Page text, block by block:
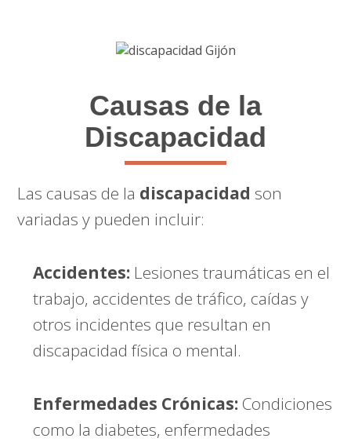
Causas de la
Discapacidad
Las causas de la discapacidad son
variadas y pueden incluir:
Accidentes: Lesiones traumáticas en el
trabajo, accidentes de tráfico, caídas y
otros incidentes que resultan en
discapacidad física o mental.
Enfermedades Crónicas: Condiciones
como la diabetes, enfermedades